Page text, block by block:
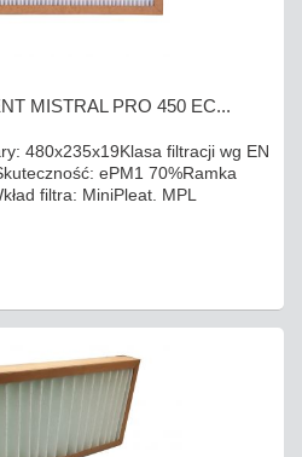
MISTRAL PRO 450 EC...
480x235x19Klasa filtracji wg EN
ePM1 70%Ramka
filtra: MiniPleat. MPL